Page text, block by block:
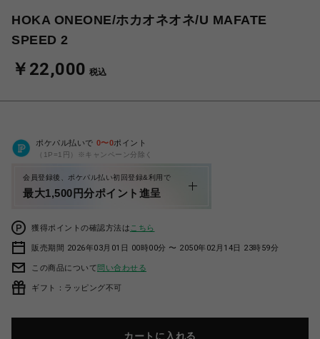
HOKA ONEONE/ホカオネオネ/U MAFATE
SPEED 2
￥22,000 税込
ポケパル払いで 0〜0ポイント
（1P=1円）※キャンペーン分除く
会員登録後、ポケパル払い初回登録&利用で
最大1,500円分ポイント進呈
獲得ポイントの確認方法は こちら
販売期間 2026年03月01日 00時00分 〜 2050年02月14日 23時59分
この商品について問い合わせる
ギフト：ラッピング不可
カートに入れる